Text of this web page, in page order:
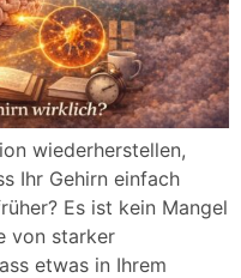
wiederherstellen,
Ihr Gehirn einfach
Es ist kein Mangel
von starker
etwas in Ihrem